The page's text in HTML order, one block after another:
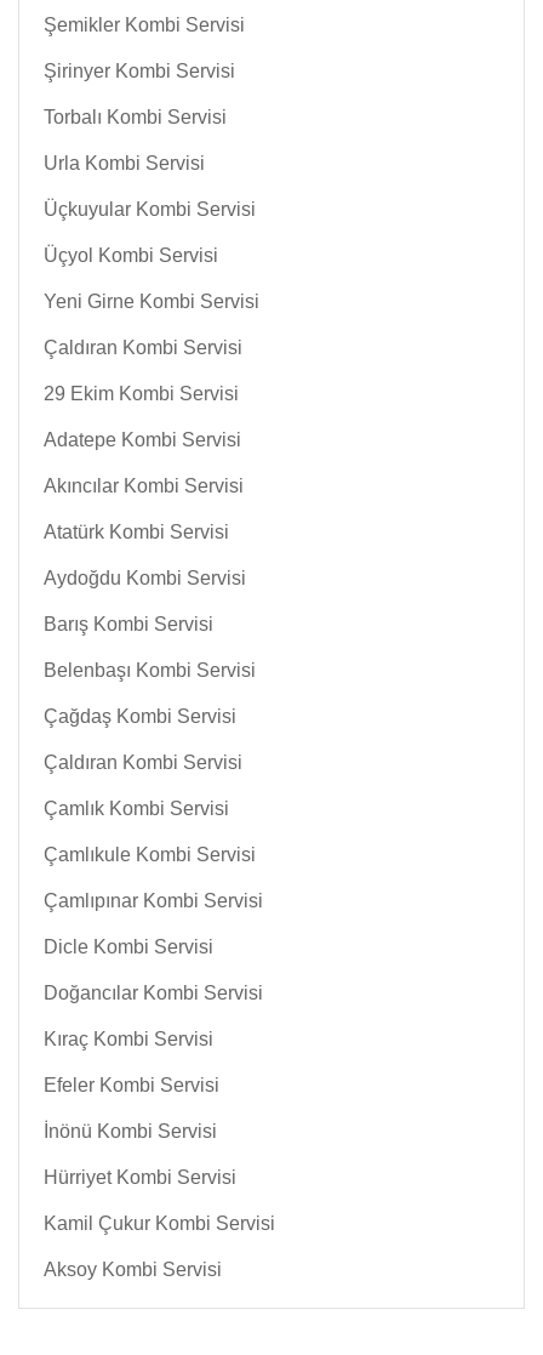
Şemikler Kombi Servisi
Şirinyer Kombi Servisi
Torbalı Kombi Servisi
Urla Kombi Servisi
Üçkuyular Kombi Servisi
Üçyol Kombi Servisi
Yeni Girne Kombi Servisi
Çaldıran Kombi Servisi
29 Ekim Kombi Servisi
Adatepe Kombi Servisi
Akıncılar Kombi Servisi
Atatürk Kombi Servisi
Aydoğdu Kombi Servisi
Barış Kombi Servisi
Belenbaşı Kombi Servisi
Çağdaş Kombi Servisi
Çaldıran Kombi Servisi
Çamlık Kombi Servisi
Çamlıkule Kombi Servisi
Çamlıpınar Kombi Servisi
Dicle Kombi Servisi
Doğancılar Kombi Servisi
Kıraç Kombi Servisi
Efeler Kombi Servisi
İnönü Kombi Servisi
Hürriyet Kombi Servisi
Kamil Çukur Kombi Servisi
Aksoy Kombi Servisi